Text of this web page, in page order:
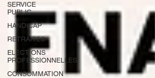
SERVICE
PUBLIC
HANDICAP
RETRAITES
ELECTIONS
PROFESSIONNELLES
CONSOMMATION